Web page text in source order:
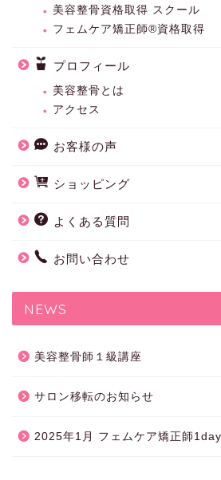
美容整骨資格取得 スクール
フェムケア矯正師®資格取得
プロフィール
美容整骨とは
アクセス
お客様の声
ショッピング
よくある質問
お問い合わせ
NEWS
美容整骨師１級講座
サロン移転のお知らせ
2025年1月 フェムケア矯正師